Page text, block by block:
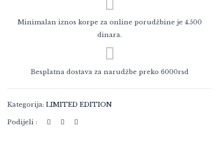
Minimalan iznos korpe za online porudžbine je 4.500
dinara.
Besplatna dostava za narudžbe preko 6000rsd
Kategorija: LIMITED EDITION
Podijeli :